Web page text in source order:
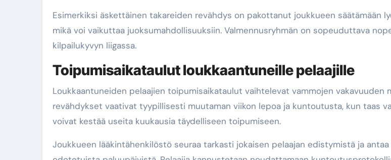
Esimerkiksi äskettäinen takareiden revähdys on pakottanut joukkueen säätämään
mikä voi vaikuttaa juoksumahdollisuuksiin. Valmennusryhmän on sopeuduttava
kilpailukyvyn liigassa.
Toipumisaikataulut loukkaantuneille pelaajille
Loukkaantuneiden pelaajien toipumisaikataulut vaihtelevat vammojen vakavuuden
revähdykset vaativat tyypillisesti muutaman viikon lepoa ja kuntoutusta, kun taas
voivat kestää useita kuukausia täydelliseen toipumiseen.
Joukkueen lääkintähenkilöstö seuraa tarkasti jokaisen pelaajan edistymistä ja